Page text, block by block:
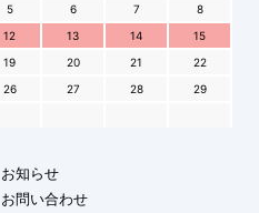
5 6 7
8
12 13 14
15
19 20 21
22
26 27 28
29
お知らせ
お問い合わせ